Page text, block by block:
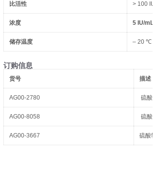
比活性 > 100 IU/
浓度 5 IU/mL
储存温度 – 20 ℃
订购信息
货号 描述
AG00-2780 硫酸
AG00-8058 硫酸
AG00-3667 硫酸